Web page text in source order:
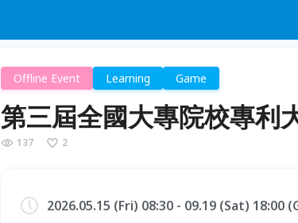
Offline Event Learning Game
第三屆全國大專院校專利
137 2
2026.05.15 (Fri) 08:30 - 09.19 (Sat) 18:00